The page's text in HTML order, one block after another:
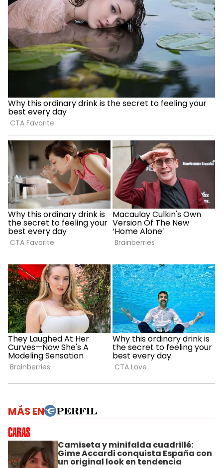
MÁS EN
Camiseta y minifalda cuadrillé:
Gime Accardi conquista España con
un original look en tendencia